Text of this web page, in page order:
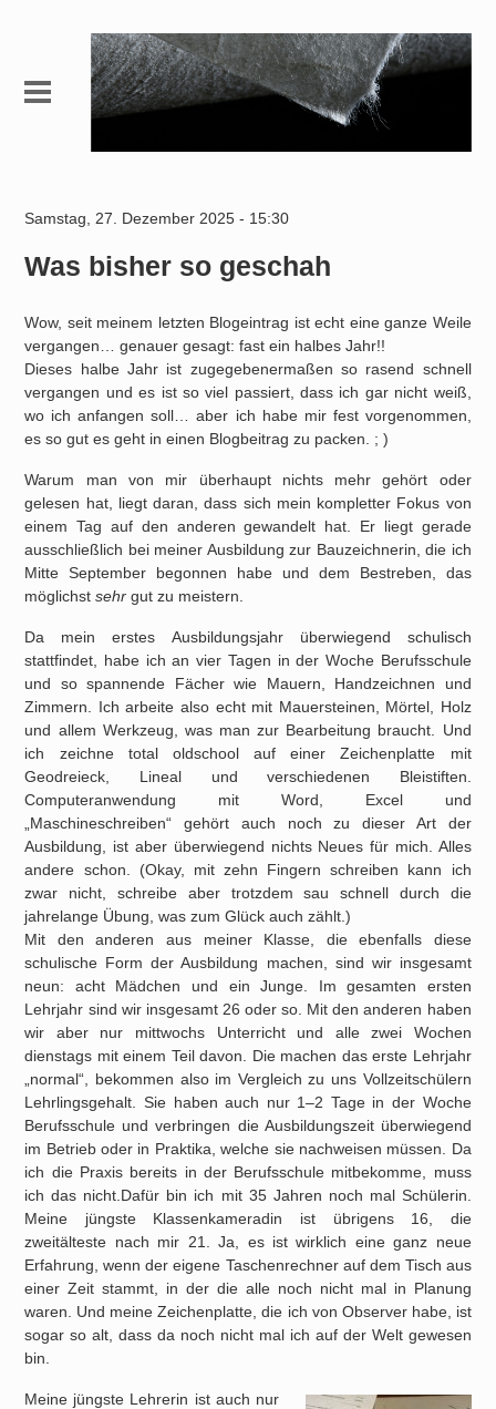
Samstag, 27. Dezember 2025 - 15:30
Was bisher so geschah
Wow, seit meinem letzten Blogeintrag ist echt eine ganze Weile
vergangen… genauer gesagt: fast ein halbes Jahr!!
Dieses halbe Jahr ist zugegebenermaßen so rasend schnell
vergangen und es ist so viel passiert, dass ich gar nicht weiß,
wo ich anfangen soll… aber ich habe mir fest vorgenommen,
es so gut es geht in einen Blogbeitrag zu packen. ; )
Warum man von mir überhaupt nichts mehr gehört oder
gelesen hat, liegt daran, dass sich mein kompletter Fokus von
einem Tag auf den anderen gewandelt hat. Er liegt gerade
ausschließlich bei meiner Ausbildung zur Bauzeichnerin, die ich
Mitte September begonnen habe und dem Bestreben, das
möglichstsehr gut zu meistern.
Da mein erstes Ausbildungsjahr überwiegend schulisch
stattfindet, habe ich an vier Tagen in der Woche Berufsschule
und so spannende Fächer wie Mauern, Handzeichnen und
Zimmern. Ich arbeite also echt mit Mauersteinen, Mörtel, Holz
und allem Werkzeug, was man zur Bearbeitung braucht. Und
ich zeichne total oldschool auf einer Zeichenplatte mit
Geodreieck, Lineal und verschiedenen Bleistiften.
Computeranwendung mit Word, Excel und
„Maschineschreiben“ gehört auch noch zu dieser Art der
Ausbildung, ist aber überwiegend nichts Neues für mich. Alles
andere schon. (Okay, mit zehn Fingern schreiben kann ich
zwar nicht, schreibe aber trotzdem sau schnell durch die
jahrelange Übung, was zum Glück auch zählt.)
Mit den anderen aus meiner Klasse, die ebenfalls diese
schulische Form der Ausbildung machen, sind wir insgesamt
neun: acht Mädchen und ein Junge. Im gesamten ersten
Lehrjahr sind wir insgesamt 26 oder so. Mit den anderen haben
wir aber nur mittwochs Unterricht und alle zwei Wochen
dienstags mit einem Teil davon. Die machen das erste Lehrjahr
„normal“, bekommen also im Vergleich zu uns Vollzeitschülern
Lehrlingsgehalt. Sie haben auch nur 1–2 Tage in der Woche
Berufsschule und verbringen die Ausbildungszeit überwiegend
im Betrieb oder in Praktika, welche sie nachweisen müssen. Da
ich die Praxis bereits in der Berufsschule mitbekomme, muss
ich das nicht.Dafür bin ich mit 35 Jahren noch mal Schülerin.
Meine jüngste Klassenkameradin ist übrigens 16, die
zweitälteste nach mir 21. Ja, es ist wirklich eine ganz neue
Erfahrung, wenn der eigene Taschenrechner auf dem Tisch aus
einer Zeit stammt, in der die alle noch nicht mal in Planung
waren. Und meine Zeichenplatte, die ich von Observer habe, ist
sogar so alt, dass da noch nicht mal ich auf der Welt gewesen
bin.
Meine jüngste Lehrerin ist auch nur